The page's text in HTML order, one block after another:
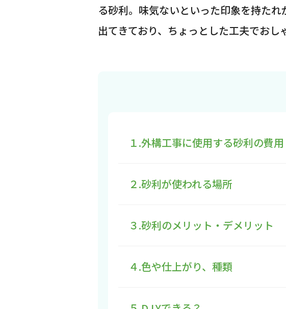
る砂利。味気ないといった印象を持た
出てきており、ちょっとした工夫でおし
１.外構工事に使用する砂利の費用
２.砂利が使われる場所
３.砂利のメリット・デメリット
４.色や仕上がり、種類